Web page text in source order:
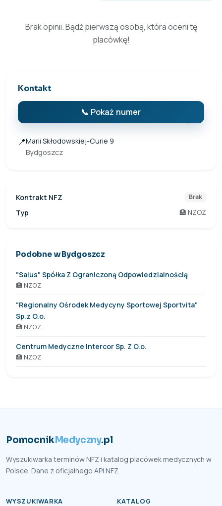
Brak opinii. Bądź pierwszą osobą, która oceni tę
placówkę!
Kontakt
📞 Pokaż numer
📍Marii Skłodowskiej-Curie 9
Bydgoszcz
Kontrakt NFZ Brak
Typ 🏥 NZOZ
Podobne w Bydgoszcz
"Salus" Spółka Z Ograniczoną Odpowiedzialnością
🏥 NZOZ
"Regionalny Ośrodek Medycyny Sportowej Sportvita"
Sp.z O.o.
🏥 NZOZ
Centrum Medyczne Intercor Sp. Z O.o.
🏥 NZOZ
PomocnikMedyczny.pl
Wyszukiwarka terminów NFZ i katalog placówek medycznych w
Polsce. Dane z oficjalnego API NFZ.
WYSZUKIWARKA KATALOG